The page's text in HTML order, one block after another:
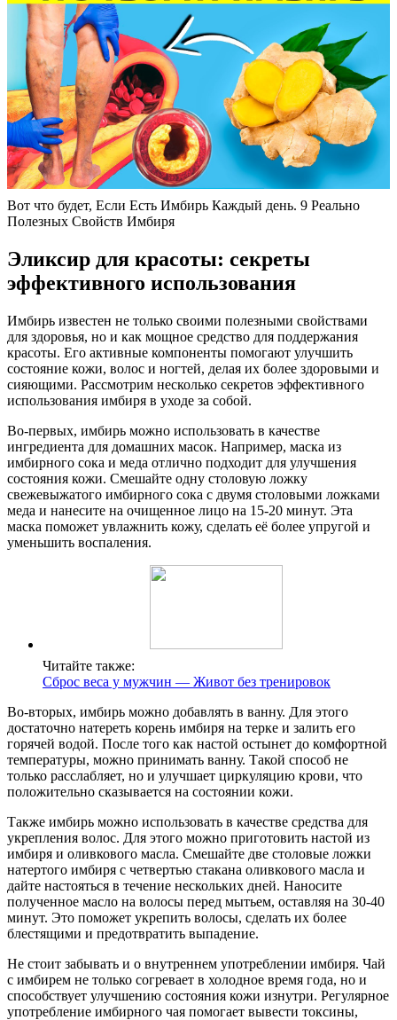
Вот что будет, Если Есть Имбирь Каждый день. 9 Реально
Полезных Свойств Имбиря
Эликсир для красоты: секреты
эффективного использования
Имбирь известен не только своими полезными свойствами
для здоровья, но и как мощное средство для поддержания
красоты. Его активные компоненты помогают улучшить
состояние кожи, волос и ногтей, делая их более здоровыми и
сияющими. Рассмотрим несколько секретов эффективного
использования имбиря в уходе за собой.
Во-первых, имбирь можно использовать в качестве
ингредиента для домашних масок. Например, маска из
имбирного сока и меда отлично подходит для улучшения
состояния кожи. Смешайте одну столовую ложку
свежевыжатого имбирного сока с двумя столовыми ложками
меда и нанесите на очищенное лицо на 15-20 минут. Эта
маска поможет увлажнить кожу, сделать её более упругой и
уменьшить воспаления.
Читайте также:
Сброс веса у мужчин — Живот без тренировок
Во-вторых, имбирь можно добавлять в ванну. Для этого
достаточно натереть корень имбиря на терке и залить его
горячей водой. После того как настой остынет до комфортной
температуры, можно принимать ванну. Такой способ не
только расслабляет, но и улучшает циркуляцию крови, что
положительно сказывается на состоянии кожи.
Также имбирь можно использовать в качестве средства для
укрепления волос. Для этого можно приготовить настой из
имбиря и оливкового масла. Смешайте две столовые ложки
натертого имбиря с четвертью стакана оливкового масла и
дайте настояться в течение нескольких дней. Наносите
полученное масло на волосы перед мытьем, оставляя на 30-40
минут. Это поможет укрепить волосы, сделать их более
блестящими и предотвратить выпадение.
Не стоит забывать и о внутреннем употреблении имбиря. Чай
с имбирем не только согревает в холодное время года, но и
способствует улучшению состояния кожи изнутри. Регулярное
употребление имбирного чая помогает вывести токсины,